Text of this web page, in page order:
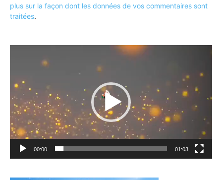
plus sur la façon dont les données de vos commentaires sont
traitées.
00:00 01:03